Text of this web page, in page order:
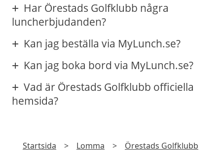
Har Örestads Golfklubb några
luncherbjudanden?
Kan jag beställa via MyLunch.se?
Kan jag boka bord via MyLunch.se?
Vad är Örestads Golfklubb officiella
hemsida?
Startsida > Lomma > Örestads Golfklubb